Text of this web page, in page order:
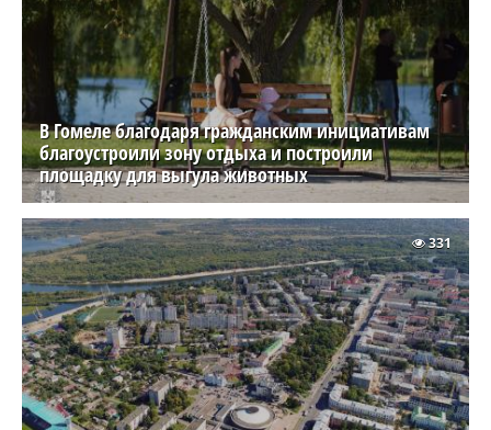
В Гомеле благодаря гражданским инициативам
благоустроили зону отдыха и построили
площадку для выгула животных
331